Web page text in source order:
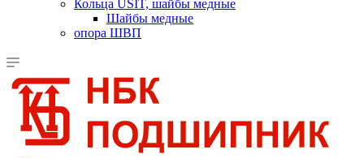
Кольца USIT, шайбы медные
Шайбы медные
опора ШВП